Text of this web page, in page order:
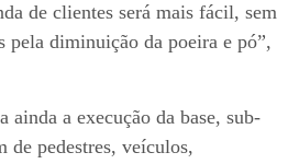
de clientes será mais fácil, sem
pela diminuição da poeira e pó”,
ainda a execução da base, sub-
de pedestres, veículos,